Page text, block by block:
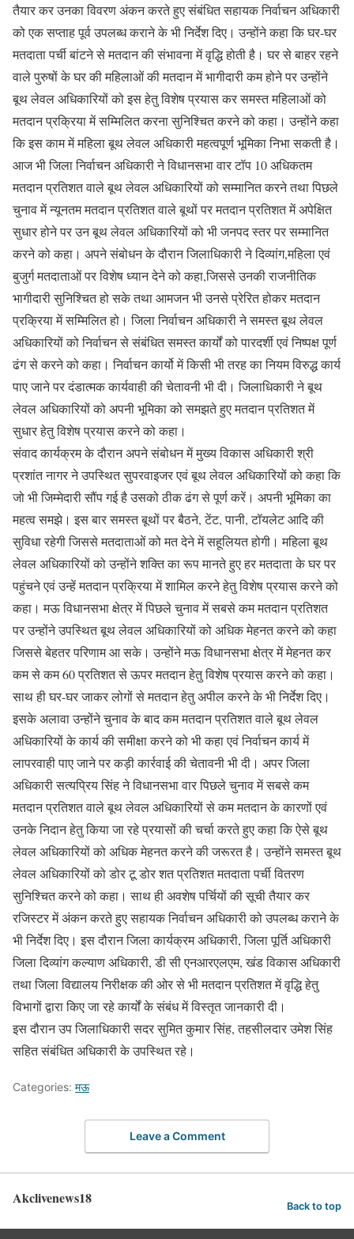
तैयार कर उनका विवरण अंकन करते हुए संबंधित सहायक निर्वाचन अधिकारी
को एक सप्ताह पूर्व उपलब्ध कराने के भी निर्देश दिए। उन्होंने कहा कि घर-घर
मतदाता पर्ची बांटने से मतदान की संभावना में वृद्धि होती है। घर से बाहर रहने
वाले पुरुषों के घर की महिलाओं की मतदान में भागीदारी कम होने पर उन्होंने
बूथ लेवल अधिकारियों को इस हेतु विशेष प्रयास कर समस्त महिलाओं को
मतदान प्रक्रिया में सम्मिलित करना सुनिश्चित करने को कहा। उन्होंने कहा
कि इस काम में महिला बूथ लेवल अधिकारी महत्वपूर्ण भूमिका निभा सकती है।
आज भी जिला निर्वाचन अधिकारी ने विधानसभा वार टॉप 10 अधिकतम
मतदान प्रतिशत वाले बूथ लेवल अधिकारियों को सम्मानित करने तथा पिछले
चुनाव में न्यूनतम मतदान प्रतिशत वाले बूथों पर मतदान प्रतिशत में अपेक्षित
सुधार होने पर उन बूथ लेवल अधिकारियों को भी जनपद स्तर पर सम्मानित
करने को कहा। अपने संबोधन के दौरान जिलाधिकारी ने दिव्यांग,महिला एवं
बुजुर्ग मतदाताओं पर विशेष ध्यान देने को कहा,जिससे उनकी राजनीतिक
भागीदारी सुनिश्चित हो सके तथा आमजन भी उनसे प्रेरित होकर मतदान
प्रक्रिया में सम्मिलित हो। जिला निर्वाचन अधिकारी ने समस्त बूथ लेवल
अधिकारियों को निर्वाचन से संबंधित समस्त कार्यों को पारदर्शी एवं निष्पक्ष पूर्ण
ढंग से करने को कहा। निर्वाचन कार्यो में किसी भी तरह का नियम विरुद्ध कार्य
पाए जाने पर दंडात्मक कार्यवाही की चेतावनी भी दी। जिलाधिकारी ने बूथ
लेवल अधिकारियों को अपनी भूमिका को समझते हुए मतदान प्रतिशत में
सुधार हेतु विशेष प्रयास करने को कहा।
संवाद कार्यक्रम के दौरान अपने संबोधन में मुख्य विकास अधिकारी श्री
प्रशांत नागर ने उपस्थित सुपरवाइजर एवं बूथ लेवल अधिकारियों को कहा कि
जो भी जिम्मेदारी सौंप गई है उसको ठीक ढंग से पूर्ण करें। अपनी भूमिका का
महत्व समझे। इस बार समस्त बूथों पर बैठने, टेंट, पानी, टॉयलेट आदि की
सुविधा रहेगी जिससे मतदाताओं को मत देने में सहूलियत होगी। महिला बूथ
लेवल अधिकारियों को उन्होंने शक्ति का रूप मानते हुए हर मतदाता के घर पर
पहुंचने एवं उन्हें मतदान प्रक्रिया में शामिल करने हेतु विशेष प्रयास करने को
कहा। मऊ विधानसभा क्षेत्र में पिछले चुनाव में सबसे कम मतदान प्रतिशत
पर उन्होंने उपस्थित बूथ लेवल अधिकारियों को अधिक मेहनत करने को कहा
जिससे बेहतर परिणाम आ सके। उन्होंने मऊ विधानसभा क्षेत्र में मेहनत कर
कम से कम 60 प्रतिशत से ऊपर मतदान हेतु विशेष प्रयास करने को कहा।
साथ ही घर-घर जाकर लोगों से मतदान हेतु अपील करने के भी निर्देश दिए।
इसके अलावा उन्होंने चुनाव के बाद कम मतदान प्रतिशत वाले बूथ लेवल
अधिकारियों के कार्य की समीक्षा करने को भी कहा एवं निर्वाचन कार्य में
लापरवाही पाए जाने पर कड़ी कार्रवाई की चेतावनी भी दी। अपर जिला
अधिकारी सत्यप्रिय सिंह ने विधानसभा वार पिछले चुनाव में सबसे कम
मतदान प्रतिशत वाले बूथ लेवल अधिकारियों से कम मतदान के कारणों एवं
उनके निदान हेतु किया जा रहे प्रयासों की चर्चा करते हुए कहा कि ऐसे बूथ
लेवल अधिकारियों को अधिक मेहनत करने की जरूरत है। उन्होंने समस्त बूथ
लेवल अधिकारियों को डोर टू डोर शत प्रतिशत मतदाता पर्ची वितरण
सुनिश्चित करने को कहा। साथ ही अवशेष पर्चियों की सूची तैयार कर
रजिस्टर में अंकन करते हुए सहायक निर्वाचन अधिकारी को उपलब्ध कराने के
भी निर्देश दिए। इस दौरान जिला कार्यक्रम अधिकारी, जिला पूर्ति अधिकारी
जिला दिव्यांग कल्याण अधिकारी, डी सी एनआरएलएम, खंड विकास अधिकारी
तथा जिला विद्यालय निरीक्षक की ओर से भी मतदान प्रतिशत में वृद्धि हेतु
विभागों द्वारा किए जा रहे कार्यों के संबंध में विस्तृत जानकारी दी।
इस दौरान उप जिलाधिकारी सदर सुमित कुमार सिंह, तहसीलदार उमेश सिंह
सहित संबंधित अधिकारी के उपस्थित रहे।
Categories: मऊ
Leave a Comment
Akclivenews18 Back to top